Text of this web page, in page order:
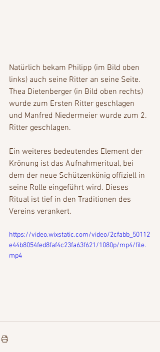
Natürlich bekam Philipp (im Bild oben
links) auch seine Ritter an seine Seite.
Thea Dietenberger (in Bild oben rechts)
wurde zum Ersten Ritter geschlagen
und Manfred Niedermeier wurde zum 2.
Ritter geschlagen.
Ein weiteres bedeutendes Element der
Krönung ist das Aufnahmeritual, bei
dem der neue Schützenkönig offiziell in
seine Rolle eingeführt wird. Dieses
Ritual ist tief in den Traditionen des
Vereins verankert.
https://video.wixstatic.com/video/2cfabb_50112
e44b8054fed8faf4c23fa63f621/1080p/mp4/file.
mp4